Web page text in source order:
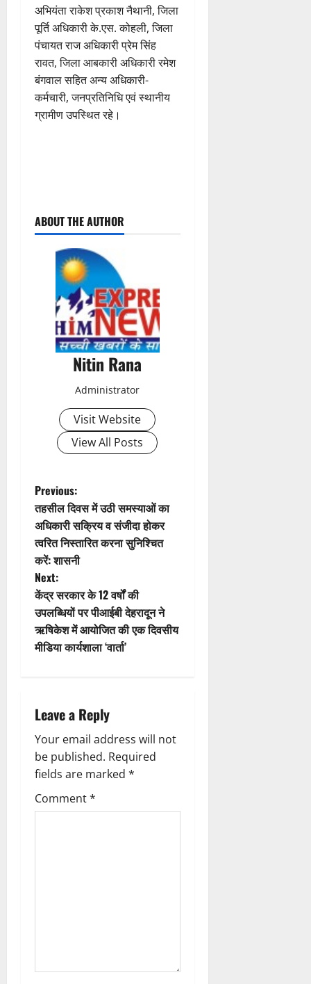
अभियंता राकेश प्रकाश नैथानी, जिला
पूर्ति अधिकारी के.एस. कोहली, जिला
पंचायत राज अधिकारी प्रेम सिंह
रावत, जिला आबकारी अधिकारी रमेश
बंगवाल सहित अन्य अधिकारी-
कर्मचारी, जनप्रतिनिधि एवं स्थानीय
ग्रामीण उपस्थित रहे।
o
t
i
o
n
ABOUT THE AUTHOR
Nitin Rana
Administrator
Visit Website
View All Posts
P
o
s
t
n
a
i
g
a
t
i
Previous:
तहसील दिवस में उठी समस्याओं का
अधिकारी सक्रिय व संजीदा होकर
त्वरित निस्तारित करना सुनिश्चित
करें: शासनी
Next:
केंद्र सरकार के 12 वर्षों की
उपलब्धियों पर पीआईबी देहरादून ने
ऋषिकेश में आयोजित की एक दिवसीय
मीडिया कार्यशाला ‘वार्ता’
Leave a Reply
Your email address will not
be published. Required
fields are marked *
Comment*